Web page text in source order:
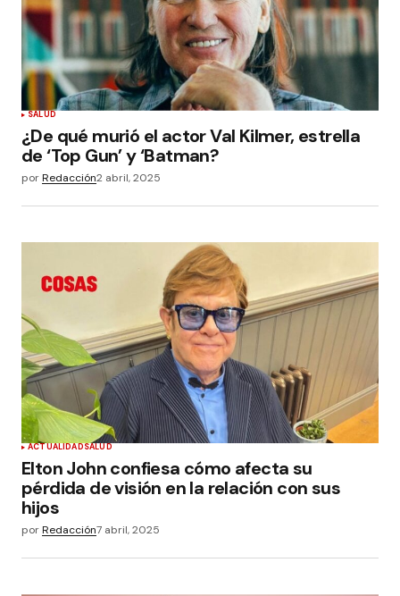
SALUD
¿De qué murió el actor Val Kilmer, estrella
de ‘Top Gun’ y ‘Batman?
porRedacción2 abril, 2025
ACTUALIDADSALUD
Elton John confiesa cómo afecta su
pérdida de visión en la relación con sus
hijos
porRedacción7 abril, 2025